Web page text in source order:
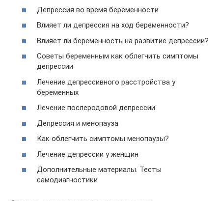
Депрессия во время беременности
Влияет ли депрессия на ход беременности?
Влияет ли беременность на развитие депрессии?
Советы беременным как облегчить симптомы
депрессии
Лечение депрессивного расстройства у
беременных
Лечение послеродовой депрессии
Депрессия и менопауза
Как облегчить симптомы менопаузы?
Лечение депрессии у женщин
Дополнительные материалы. Тесты
самодиагностики